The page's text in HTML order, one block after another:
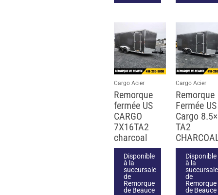
Cargo Acier
Remorque
fermée US
CARGO
7X16TA2
charcoal
Disponible
à la
succursale
de
Remorque
de Beauce
Cargo Acier
Remorque
Fermée US
Cargo
TA2
Disponible
à la
succursale
de
Remorque
de Beauce